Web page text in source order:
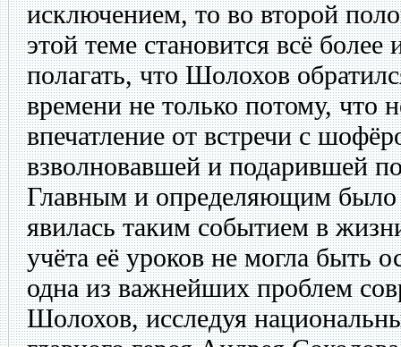
исключением, то во второй
этой теме становится всё
полагать, что Шолохов
времени не только потому, что
впечатление от встречи с
взволновавшей и подарившей
Главным и определяющим было
явилась таким событием в
учёта её уроков не могла быть
одна из важнейших проблем
Шолохов, исследуя